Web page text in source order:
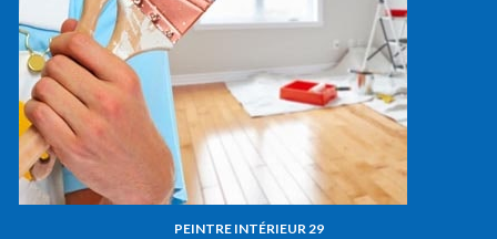
PEINTRE INTÉRIEUR 29